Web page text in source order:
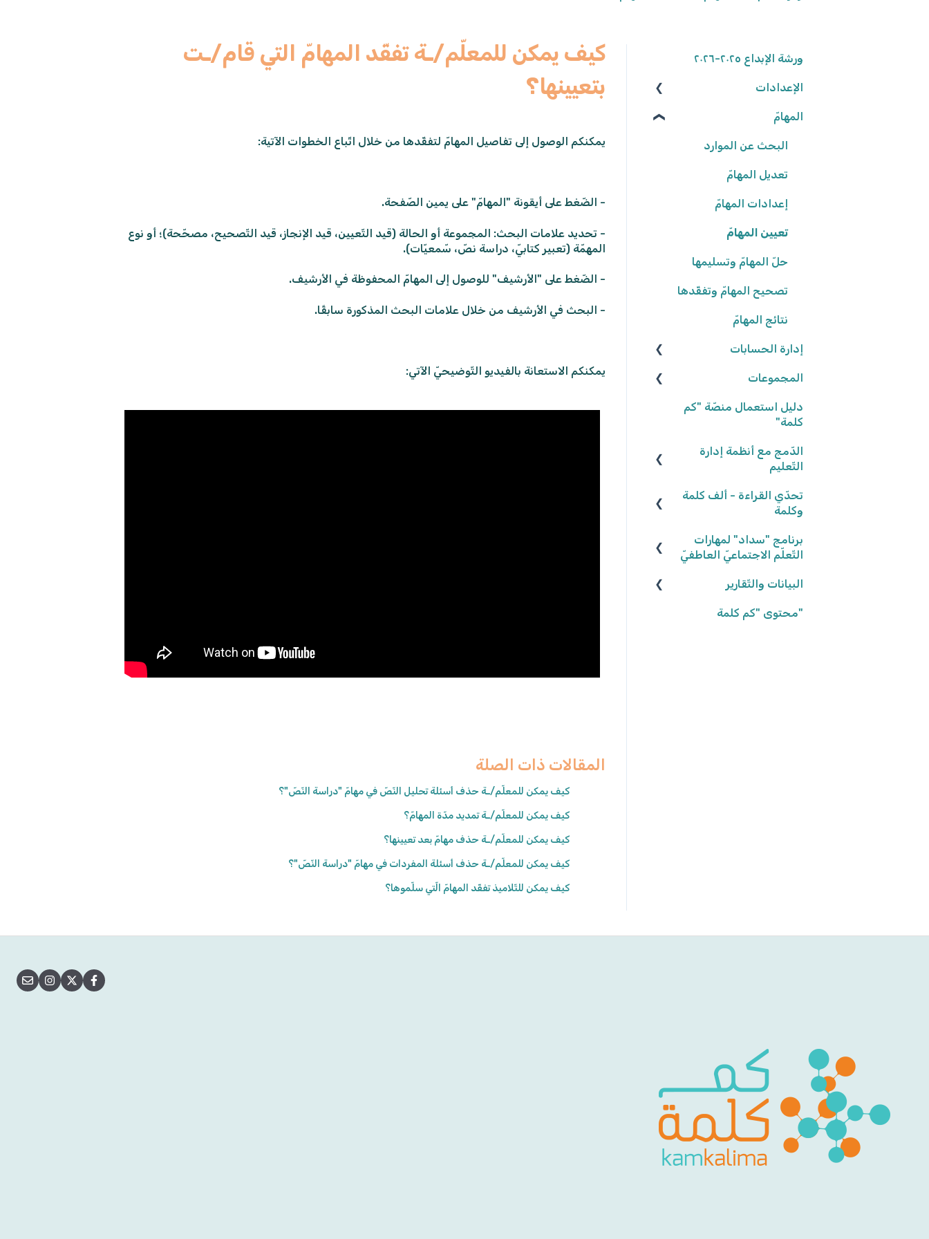
كيف يمكن للمعلّم/ـة تفقّد المهامّ التي قام/ـت
بتعيينها؟
يمكنكم الوصول إلى تفاصيل المهامّ لتفقّدها من خلال اتّباع الخطوات الآتية:
- الضّغط على أيقونة "المهامّ" على يمين الصّفحة.
- تحديد علامات البحث: المجموعة أو الحالة (قيد التّعيين، قيد الإنجاز، قيد التّصحيح، مصحّحة)؛ أو نوع
المهمّة (تعبير كتابيّ، دراسة نصّ، سّمعيّات).
- الضّغط على "الأرشيف" للوصول إلى المهامّ المحفوظة في الأرشيف.
- البحث في الأرشيف من خلال علامات البحث المذكورة سابقًا.
يمكنكم الاستعانة بالفيديو التّوضيحيّ الآتي:
المقالات ذات الصلة
كيف يمكن للمعلّم/ـة حذف أسئلة تحليل النّصّ في مهامّ "دراسة النّصّ"؟
كيف يمكن للمعلّم/ـة تمديد مدّة المهامّ؟
كيف يمكن للمعلّم/ـة حذف مهامّ بعد تعيينها؟
كيف يمكن للمعلّم/ـة حذف أسئلة المفردات في مهامّ "دراسة النّصّ"؟
كيف يمكن للتّلاميذ تفقّد المهامّ الّتي سلّموها؟
ورشة الإبداع ٢٠٢٥-٢٠٢٦
الإعدادات
الوصول إلى المنصّة
كلمة المرور
البيانات الشّخصيّة
شروط وأحكام
إعدادات المدرسة
المهامّ
البحث عن الموارد
تعديل المهامّ
إعدادات المهامّ
تعيين المهامّ
حلّ المهامّ وتسليمها
تصحيح المهامّ وتفقّدها
نتائج المهامّ
إدارة الحسابات
المعلّمون/ـات
التّلاميذ
المجموعات
إنشاء المجموعات
إحصاءات المجموعات
دليل استعمال منصّة "كم
كلمة"
الدّمج مع أنظمة إدارة
التّعليم
كلاسلينك - ClassLink
تحدّي القراءة - ألف كلمة
وكلمة
نكتب الواقع، نحلّق في
الخيال ٢٠٢٥/٢٠٢٦
كواكب سيّارة ٢٠٢٤/٢٠٢٥
كواكب سيّارة ٢٠٢٣/٢٠٢٤
برنامج "سداد" لمهارات
التّعلّم الاجتماعيّ العاطفيّ
تعريف البرنامج
المشاركة في البرنامج
البيانات والتّقارير
بيانات وتقارير التّلاميذ
"محتوى "كم كلمة